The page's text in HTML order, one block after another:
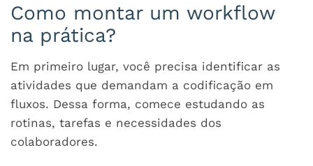
Como montar um workflow
na prática?
Em primeiro lugar, você precisa identificar as
atividades que demandam a codificação em
fluxos. Dessa forma, comece estudando as
rotinas, tarefas e necessidades dos
colaboradores.